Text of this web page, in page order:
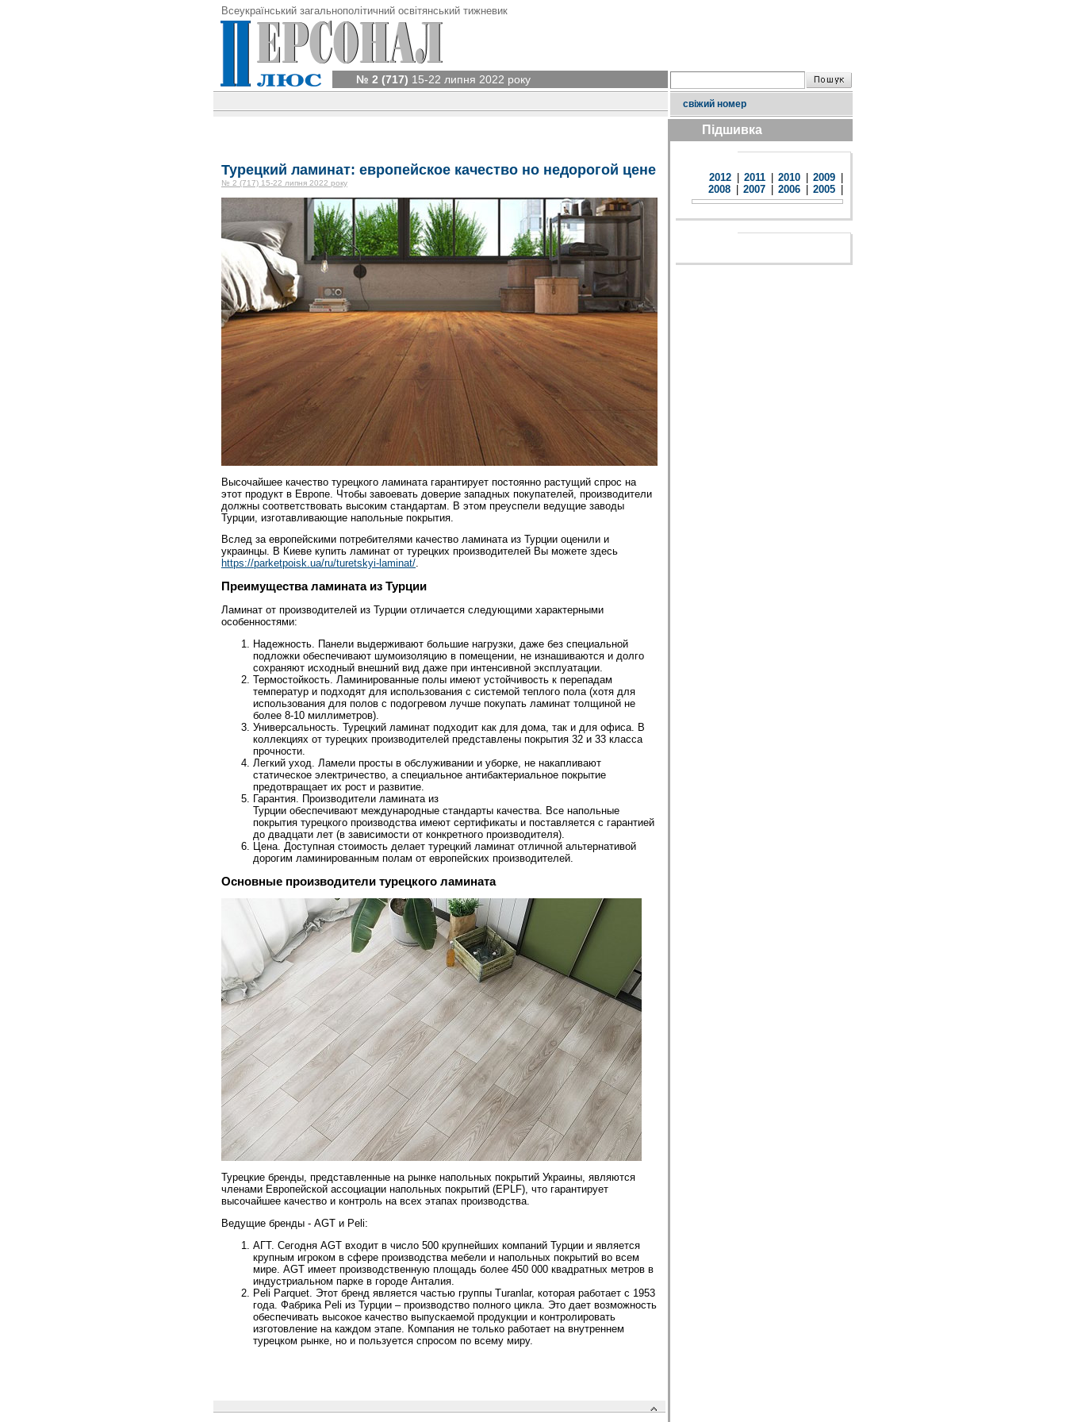
Всеукраїнський загальнополітичний освітянський тижневик
№ 2 (717) 15-22 липня 2022 року
свіжий номер
Турецкий ламинат: европейское качество но недорогой цене
№ 2 (717) 15-22 липня 2022 року
Высочайшее качество турецкого ламината гарантирует постоянно растущий спрос на
этот продукт в Европе. Чтобы завоевать доверие западных покупателей, производители
должны соответствовать высоким стандартам. В этом преуспели ведущие заводы
Турции, изготавливающие напольные покрытия.
Вслед за европейскими потребителями качество ламината из Турции оценили и
украинцы. В Киеве купить ламинат от турецких производителей Вы можете здесь
https://parketpoisk.ua/ru/turetskyi-laminat/.
Преимущества ламината из Турции
Ламинат от производителей из Турции отличается следующими характерными
особенностями:
Надежность. Панели выдерживают большие нагрузки, даже без специальной
подложки обеспечивают шумоизоляцию в помещении, не изнашиваются и долго
сохраняют исходный внешний вид даже при интенсивной эксплуатации.
Термостойкость. Ламинированные полы имеют устойчивость к перепадам
температур и подходят для использования с системой теплого пола (хотя для
использования для полов с подогревом лучше покупать ламинат толщиной не
более 8-10 миллиметров).
Универсальность. Турецкий ламинат подходит как для дома, так и для офиса. В
коллекциях от турецких производителей представлены покрытия 32 и 33 класса
прочности.
Легкий уход. Ламели просты в обслуживании и уборке, не накапливают
статическое электричество, а специальное антибактериальное покрытие
предотвращает их рост и развитие.
Гарантия. Производители ламината из
Турции обеспечивают международные стандарты качества. Все напольные
покрытия турецкого производства имеют сертификаты и поставляется с гарантией
до двадцати лет (в зависимости от конкретного производителя).
Цена. Доступная стоимость делает турецкий ламинат отличной альтернативой
дорогим ламинированным полам от европейских производителей.
Основные производители турецкого ламината
Турецкие бренды, представленные на рынке напольных покрытий Украины, являются
членами Европейской ассоциации напольных покрытий (EPLF), что гарантирует
высочайшее качество и контроль на всех этапах производства.
Ведущие бренды - AGT и Peli:
АГТ. Сегодня AGT входит в число 500 крупнейших компаний Турции и является
крупным игроком в сфере производства мебели и напольных покрытий во всем
мире. AGT имеет производственную площадь более 450 000 квадратных метров в
индустриальном парке в городе Анталия.
Peli Parquet. Этот бренд является частью группы Turanlar, которая работает с 1953
года. Фабрика Peli из Турции – производство полного цикла. Это дает возможность
обеспечивать высокое качество выпускаемой продукции и контролировать
изготовление на каждом этапе. Компания не только работает на внутреннем
турецком рынке, но и пользуется спросом по всему миру.
Підшивка
2012 2011 2010 2009
2008
2007 2006 2005